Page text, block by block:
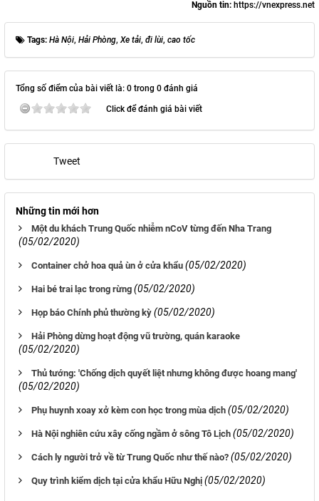
Nguồn tin: https://vnexpress.net
Tags: Hà Nội, Hải Phòng, Xe tải, đi lùi, cao tốc
Tổng số điểm của bài viết là: 0 trong 0 đánh giá
Click để đánh giá bài viết
Tweet
Những tin mới hơn
Một du khách Trung Quốc nhiễm nCoV từng đến Nha Trang
(05/02/2020)
Container chở hoa quả ùn ở cửa khẩu (05/02/2020)
Hai bé trai lạc trong rừng (05/02/2020)
Họp báo Chính phủ thường kỳ (05/02/2020)
Hải Phòng dừng hoạt động vũ trường, quán karaoke
(05/02/2020)
Thủ tướng: 'Chống dịch quyết liệt nhưng không được hoang mang'
(05/02/2020)
Phụ huynh xoay xở kèm con học trong mùa dịch (05/02/2020)
Hà Nội nghiên cứu xây cống ngầm ở sông Tô Lịch (05/02/2020)
Cách ly người trở về từ Trung Quốc như thế nào? (05/02/2020)
Quy trình kiểm dịch tại cửa khẩu Hữu Nghị (05/02/2020)